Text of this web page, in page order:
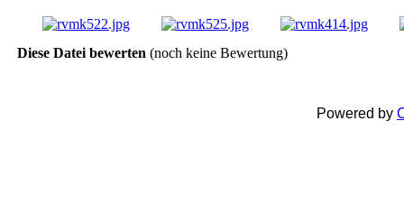
Diese Datei bewerten (noch keine Bewertung)
Powered by